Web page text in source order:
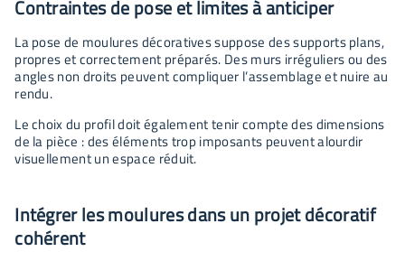
Contraintes de pose et limites à anticiper
La pose de moulures décoratives suppose des supports plans,
propres et correctement préparés. Des murs irréguliers ou des
angles non droits peuvent compliquer l’assemblage et nuire au
rendu.
Le choix du profil doit également tenir compte des dimensions
de la pièce : des éléments trop imposants peuvent alourdir
visuellement un espace réduit.
Intégrer les moulures dans un projet décoratif
cohérent